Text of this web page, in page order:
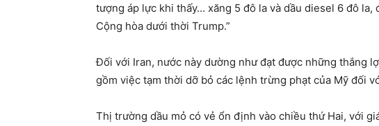
tượng áp lực khi thấy… xăng 5 đô la và dầu diesel 6 đô
Cộng hòa dưới thời Trump.”
Đối với Iran, nước này dường như đạt được những thắng
gồm việc tạm thời dỡ bỏ các lệnh trừng phạt của Mỹ đối
Thị trường dầu mỏ có vẻ ổn định vào chiều thứ Hai, với